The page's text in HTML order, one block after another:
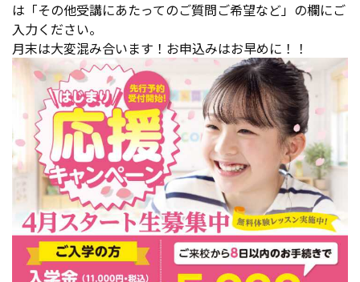
は「その他受講にあたってのご質問ご希望など」の欄にご
入力ください。
月末は大変混み合います！お申込みはお早めに！！